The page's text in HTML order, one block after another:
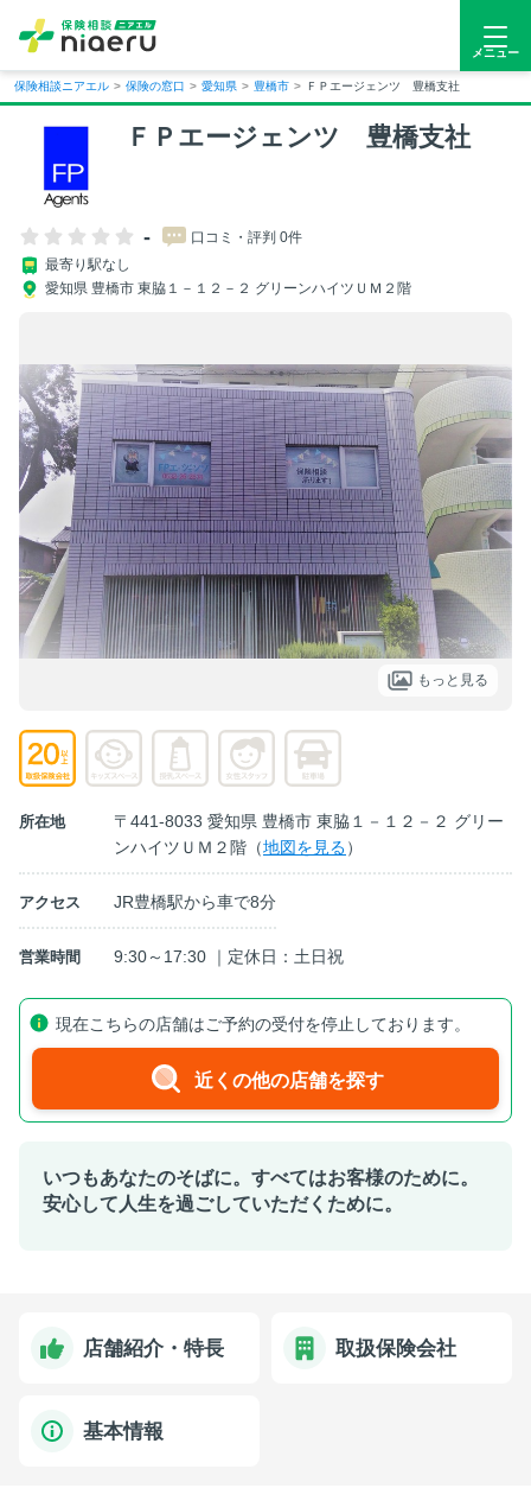
メニュー
保険相談ニアエル > 保険の窓口 > 愛知県 > 豊橋市 > ＦＰエージェンツ 豊橋支社
ＦＰエージェンツ 豊橋支社
-
口コミ・評判 0件
最寄り駅なし
愛知県 豊橋市 東脇１－１２－２ グリーンハイツＵＭ２階
もっと見る
所在地
〒441-8033 愛知県 豊橋市 東脇１－１２－２ グリー
ンハイツＵＭ２階（地図を見る）
アクセス JR豊橋駅から車で8分
営業時間 9:30～17:30 ｜定休日：土日祝
現在こちらの店舗はご予約の受付を停止しております。
近くの他の店舗を探す
いつもあなたのそばに。すべてはお客様のために。
安心して人生を過ごしていただくために。
店舗紹介・特長 取扱保険会社
基本情報